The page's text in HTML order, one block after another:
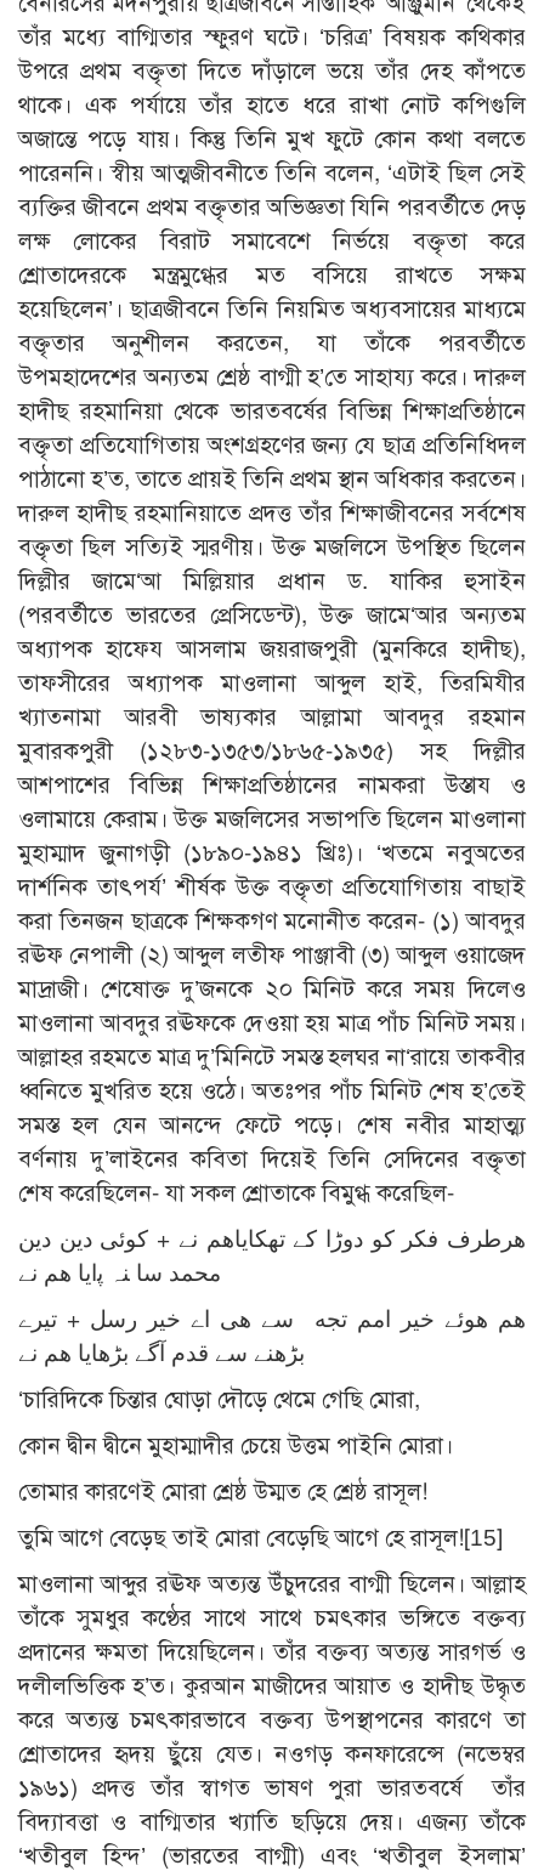
তাঁর মধ্যে বাগ্মিতার স্ফুরণ ঘটে। ‘চরিত্র’ বিষয়ক কথিকার
উপরে প্রথম বক্তৃতা দিতে দাঁড়ালে ভয়ে তাঁর দেহ কাঁপতে
থাকে। এক পর্যায়ে তাঁর হাতে ধরে রাখা নোট কপিগুলি
অজান্তে পড়ে যায়। কিন্তু তিনি মুখ ফুটে কোন কথা বলতে
পারেননি। স্বীয় আত্মজীবনীতে তিনি বলেন, ‘এটাই ছিল সেই
ব্যক্তির জীবনে প্রথম বক্তৃতার অভিজ্ঞতা যিনি পরবর্তীতে দেড়
লক্ষ লোকের বিরাট সমাবেশে নির্ভয়ে বক্তৃতা করে
শ্রোতাদেরকে মন্ত্রমুগ্ধের মত বসিয়ে রাখতে সক্ষম
হয়েছিলেন’। ছাত্রজীবনে তিনি নিয়মিত অধ্যবসায়ের মাধ্যমে
বক্তৃতার অনুশীলন করতেন, যা তাঁকে পরবর্তীতে
উপমহাদেশের অন্যতম শ্রেষ্ঠ বাগ্মী হ’তে সাহায্য করে। দারুল
হাদীছ রহমানিয়া থেকে ভারতবর্ষের বিভিন্ন শিক্ষাপ্রতিষ্ঠানে
বক্তৃতা প্রতিযোগিতায় অংশগ্রহণের জন্য যে ছাত্র প্রতিনিধিদল
পাঠানো হ’ত, তাতে প্রায়ই তিনি প্রথম স্থান অধিকার করতেন।
দারুল হাদীছ রহমানিয়াতে প্রদত্ত তাঁর শিক্ষাজীবনের সর্বশেষ
বক্তৃতা ছিল সত্যিই স্মরণীয়। উক্ত মজলিসে উপস্থিত ছিলেন
দিল্লীর জামে‘আ মিল্লিয়ার প্রধান ড. যাকির হুসাইন
(পরবর্তীতে ভারতের প্রেসিডেন্ট), উক্ত জামে‘আর অন্যতম
অধ্যাপক হাফেয আসলাম জয়রাজপুরী (মুনকিরে হাদীছ),
তাফসীরের অধ্যাপক মাওলানা আব্দুল হাই, তিরমিযীর
খ্যাতনামা আরবী ভাষ্যকার আল্লামা আবদুর রহমান
মুবারকপুরী (১২৮৩-১৩৫৩/১৮৬৫-১৯৩৫) সহ দিল্লীর
আশপাশের বিভিন্ন শিক্ষাপ্রতিষ্ঠানের নামকরা উস্তায ও
ওলামায়ে কেরাম। উক্ত মজলিসের সভাপতি ছিলেন মাওলানা
মুহাম্মাদ জুনাগড়ী (১৮৯০-১৯৪১ খ্রিঃ)। ‘খতমে নবুঅতের
দার্শনিক তাৎপর্য’ শীর্ষক উক্ত বক্তৃতা প্রতিযোগিতায় বাছাই
করা তিনজন ছাত্রকে শিক্ষকগণ মনোনীত করেন- (১) আবদুর
রঊফ নেপালী (২) আব্দুল লতীফ পাঞ্জাবী (৩) আব্দুল ওয়াজেদ
মাদ্রাজী। শেষোক্ত দু’জনকে ২০ মিনিট করে সময় দিলেও
মাওলানা আবদুর রঊফকে দেওয়া হয় মাত্র পাঁচ মিনিট সময়।
আল্লাহর রহমতে মাত্র দু’মিনিটে সমস্ত হলঘর না‘রায়ে তাকবীর
ধ্বনিতে মুখরিত হয়ে ওঠে। অতঃপর পাঁচ মিনিট শেষ হ’তেই
সমস্ত হল যেন আনন্দে ফেটে পড়ে। শেষ নবীর মাহাত্ম্য
বর্ণনায় দু’লাইনের কবিতা দিয়েই তিনি সেদিনের বক্তৃতা
শেষ করেছিলেন- যা সকল শ্রোতাকে বিমুগ্ধ করেছিল-
هرطرف فكر كو دوڑا كے تهكاياهم نے + كوئى دين دين
محمد سا ﻨﮧ ﭘايا هم نے
هم هوئے خير امم تجه سے هى اے خير رسل + تيرے
بڑهنے سے قدم آگے بڑهايا هم نے
‘চারিদিকে চিন্তার ঘোড়া দৌড়ে থেমে গেছি মোরা,
কোন দ্বীন দ্বীনে মুহাম্মাদীর চেয়ে উত্তম পাইনি মোরা।
তোমার কারণেই মোরা শ্রেষ্ঠ উম্মত হে শ্রেষ্ঠ রাসূল!
তুমি আগে বেড়েছ তাই মোরা বেড়েছি আগে হে রাসূল![15]
মাওলানা আব্দুর রঊফ অত্যন্ত উঁচুদরের বাগ্মী ছিলেন। আল্লাহ
তাঁকে সুমধুর কণ্ঠের সাথে সাথে চমৎকার ভঙ্গিতে বক্তব্য
প্রদানের ক্ষমতা দিয়েছিলেন। তাঁর বক্তব্য অত্যন্ত সারগর্ভ ও
দলীলভিত্তিক হ’ত। কুরআন মাজীদের আয়াত ও হাদীছ উদ্ধৃত
করে অত্যন্ত চমৎকারভাবে বক্তব্য উপস্থাপনের কারণে তা
শ্রোতাদের হৃদয় ছুঁয়ে যেত। নওগড় কনফারেন্সে (নভেম্বর
১৯৬১) প্রদত্ত তাঁর স্বাগত ভাষণ পুরা ভারতবর্ষে তাঁর
বিদ্যাবত্তা ও বাগ্মিতার খ্যাতি ছড়িয়ে দেয়। এজন্য তাঁকে
‘খতীবুল হিন্দ’ (ভারতের বাগ্মী) এবং ‘খতীবুল ইসলাম’